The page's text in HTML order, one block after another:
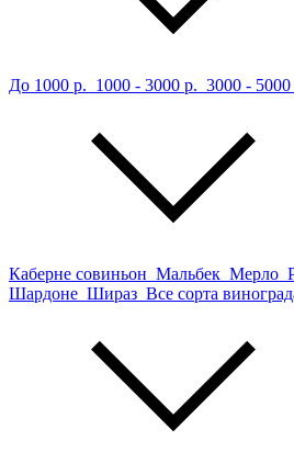
До 1000 р. 1000 - 3000 р. 3000 - 5000
Каберне совиньон Мальбек Мерло
Шардоне Шираз Все сорта